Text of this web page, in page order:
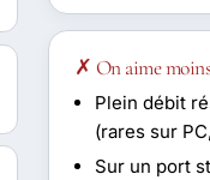
✗ On aime moins
Plein débit
(rares sur
Sur un port